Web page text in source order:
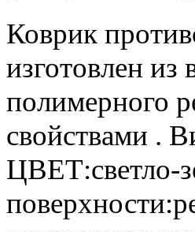
Коврик
изготовлен из
полимерного
свойствами .
ЦВЕТ:светло-